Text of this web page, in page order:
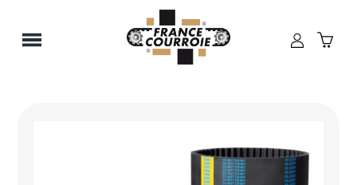
Panneau de gestion des cookies